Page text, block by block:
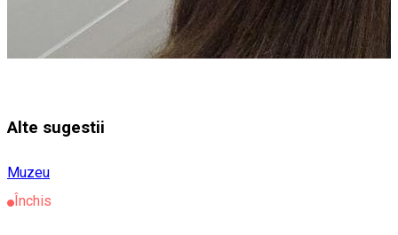
Alte sugestii
Muzeu
Închis